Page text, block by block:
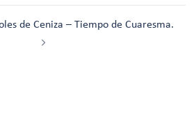
de Ceniza – Tiempo de Cuaresma.